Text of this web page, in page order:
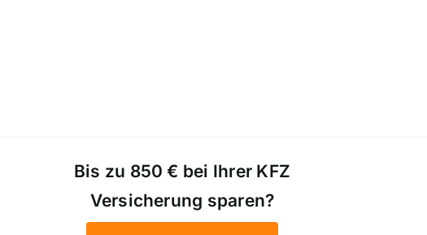
Bis zu 850 € bei Ihrer KFZ
Versicherung sparen?